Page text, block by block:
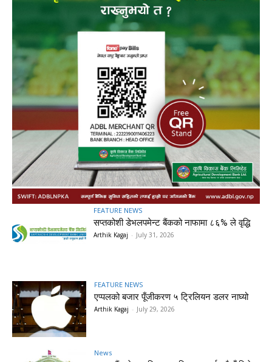
FEATURE NEWS
सप्तकोशी डेभलपमेन्ट बैंकको नाफामा ८६% ले वृद्धि
Arthik Kagaj - July 31, 2026
FEATURE NEWS
एप्पलको बजार पूँजीकरण ५ ट्रिलियन डलर नाघ्यो
Arthik Kagaj - July 29, 2026
News